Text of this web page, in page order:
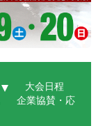
大会日程
企業協賛・応